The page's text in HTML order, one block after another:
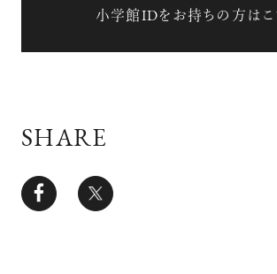
小学館IDをお持ちの方はこ
SHARE